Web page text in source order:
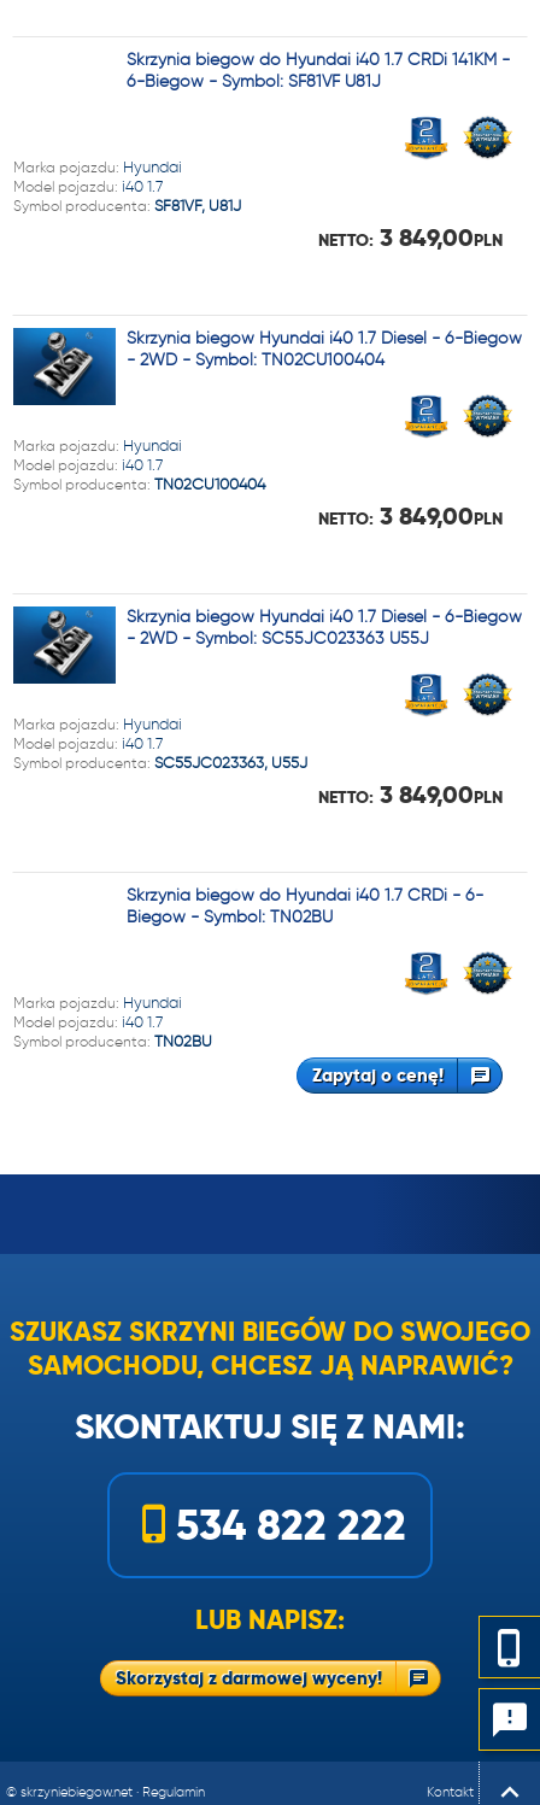
Skrzynia biegów do Hyundai i40 1.7 CRDi 141KM -
6-Biegów - Symbol: SF81VF U81J
Marka pojazdu: Hyundai
Model pojazdu: i40 1.7
Symbol producenta: SF81VF, U81J
NETTO: 3 849,00PLN
Skrzynia biegów Hyundai i40 1.7 Diesel - 6-Biegów
- 2WD - Symbol: TN02CU100404
Marka pojazdu: Hyundai
Model pojazdu: i40 1.7
Symbol producenta: TN02CU100404
NETTO: 3 849,00PLN
Skrzynia biegów Hyundai i40 1.7 Diesel - 6-Biegów
- 2WD - Symbol: SC55JC023363 U55J
Marka pojazdu: Hyundai
Model pojazdu: i40 1.7
Symbol producenta: SC55JC023363, U55J
NETTO: 3 849,00PLN
Skrzynia biegów do Hyundai i40 1.7 CRDi - 6-
Biegów - Symbol: TN02BU
Marka pojazdu: Hyundai
Model pojazdu: i40 1.7
Symbol producenta: TN02BU
Zapytaj o cenę!
SZUKASZ SKRZYNI BIEGÓW DO SWOJEGO
SAMOCHODU, CHCESZ JĄ NAPRAWIĆ?
SKONTAKTUJ SIĘ Z NAMI:
534 822 222
LUB NAPISZ:
Skorzystaj z darmowej wyceny!
© skrzyniebiegow.net · Regulamin Kontakt